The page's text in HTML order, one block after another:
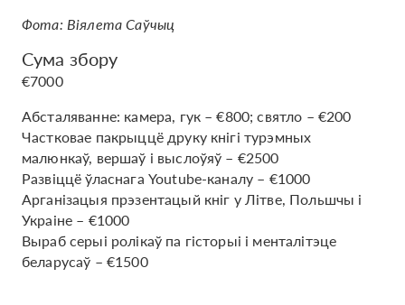
Фота: Віялета Саўчыц
Сума збору
€7000
Абсталяванне: камера, гук – €800; святло – €200
Частковае пакрыццё друку кнігі турэмных
малюнкаў, вершаў і выслоўяў – €2500
Развіццё ўласнага Youtube-каналу – €1000
Арганізацыя прэзентацый кніг у Літве, Польшчы і
Украіне – €1000
Выраб серыі ролікаў па гісторыі і менталітэце
беларусаў – €1500